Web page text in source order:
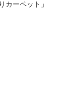
カーペット」